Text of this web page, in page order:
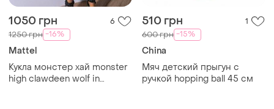
1050 грн 6
1250 грн -16%
Mattel
Кукла монстер хай monster
high clawdeen wolf in
510 грн 1
600 грн -15%
China
Мяч детский прыгун с
ручкой hopping ball 45 см